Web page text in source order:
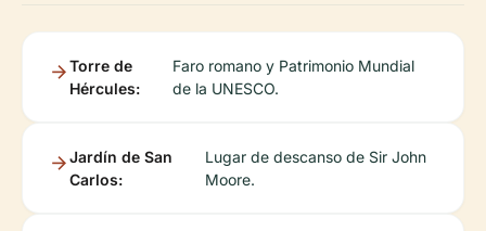
Torre de
Hércules:
Faro romano y Patrimonio Mundial
de la UNESCO.
Jardín de San
Carlos:
Lugar de descanso de Sir John
Moore.